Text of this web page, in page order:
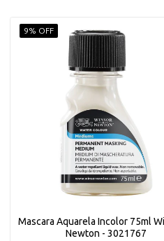
9% OFF
Mascara Aquarela Incolor 75ml
Newton - 3021767